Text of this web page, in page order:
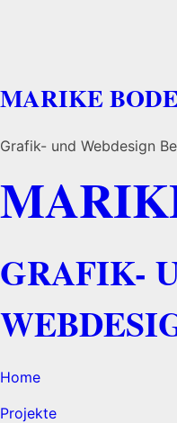
MARIKE
Grafik- und Webdesign
GRAFIK-
Home
Projekte